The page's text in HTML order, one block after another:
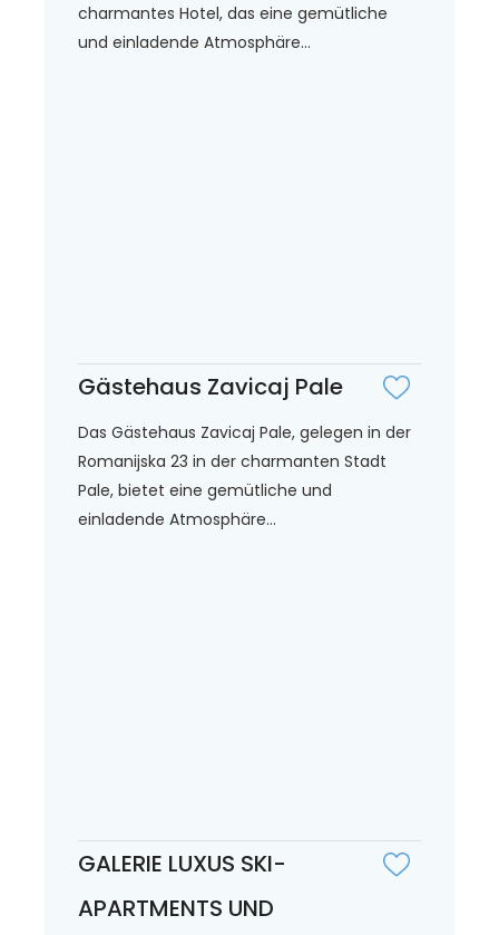
charmantes Hotel, das eine gemütliche
und einladende Atmosphäre...
Gästehaus Zavicaj Pale
Das Gästehaus Zavicaj Pale, gelegen in der
Romanijska 23 in der charmanten Stadt
Pale, bietet eine gemütliche und
einladende Atmosphäre...
GALERIE LUXUS SKI-
APARTMENTS UND